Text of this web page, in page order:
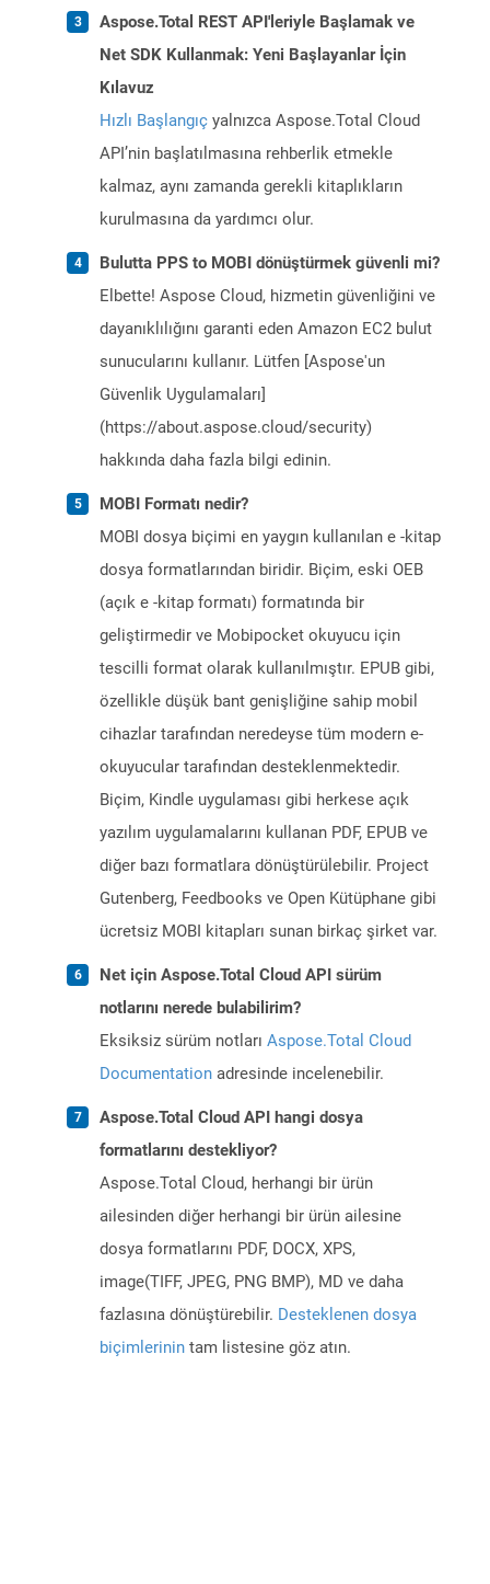
Aspose.Total REST API'leriyle Başlamak ve
Net SDK Kullanmak: Yeni Başlayanlar İçin
Kılavuz
Hızlı Başlangıç yalnızca Aspose.Total Cloud
API’nin başlatılmasına rehberlik etmekle
kalmaz, aynı zamanda gerekli kitaplıkların
kurulmasına da yardımcı olur.
Bulutta PPS to MOBI dönüştürmek güvenli mi?
Elbette! Aspose Cloud, hizmetin güvenliğini ve
dayanıklılığını garanti eden Amazon EC2 bulut
sunucularını kullanır. Lütfen [Aspose'un
Güvenlik Uygulamaları]
(https://about.aspose.cloud/security)
hakkında daha fazla bilgi edinin.
MOBI Formatı nedir?
MOBI dosya biçimi en yaygın kullanılan e -kitap
dosya formatlarından biridir. Biçim, eski OEB
(açık e -kitap formatı) formatında bir
geliştirmedir ve Mobipocket okuyucu için
tescilli format olarak kullanılmıştır. EPUB gibi,
özellikle düşük bant genişliğine sahip mobil
cihazlar tarafından neredeyse tüm modern e-
okuyucular tarafından desteklenmektedir.
Biçim, Kindle uygulaması gibi herkese açık
yazılım uygulamalarını kullanan PDF, EPUB ve
diğer bazı formatlara dönüştürülebilir. Project
Gutenberg, Feedbooks ve Open Kütüphane gibi
ücretsiz MOBI kitapları sunan birkaç şirket var.
Net için Aspose.Total Cloud API sürüm
notlarını nerede bulabilirim?
Eksiksiz sürüm notları Aspose.Total Cloud
Documentation adresinde incelenebilir.
Aspose.Total Cloud API hangi dosya
formatlarını destekliyor?
Aspose.Total Cloud, herhangi bir ürün
ailesinden diğer herhangi bir ürün ailesine
dosya formatlarını PDF, DOCX, XPS,
image(TIFF, JPEG, PNG BMP), MD ve daha
fazlasına dönüştürebilir. Desteklenen dosya
biçimlerinin tam listesine göz atın.